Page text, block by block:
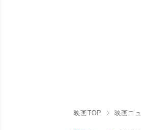
映画TOP 映画ニ